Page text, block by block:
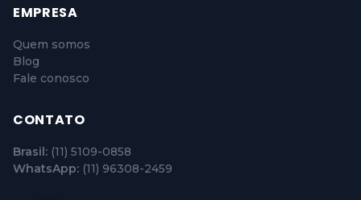
EMPRESA
Quem somos
Blog
Fale conosco
CONTATO
Brasil: (11) 5109-0858
WhatsApp: (11) 96308-2459